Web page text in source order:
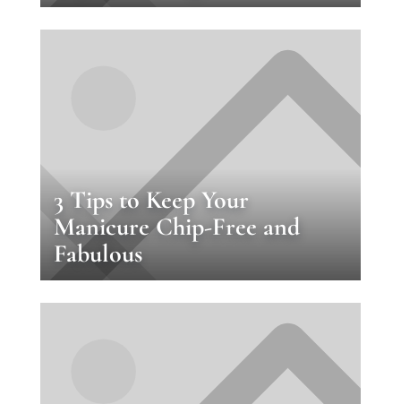
3 Tips to Keep Your
Manicure Chip-Free and
Fabulous